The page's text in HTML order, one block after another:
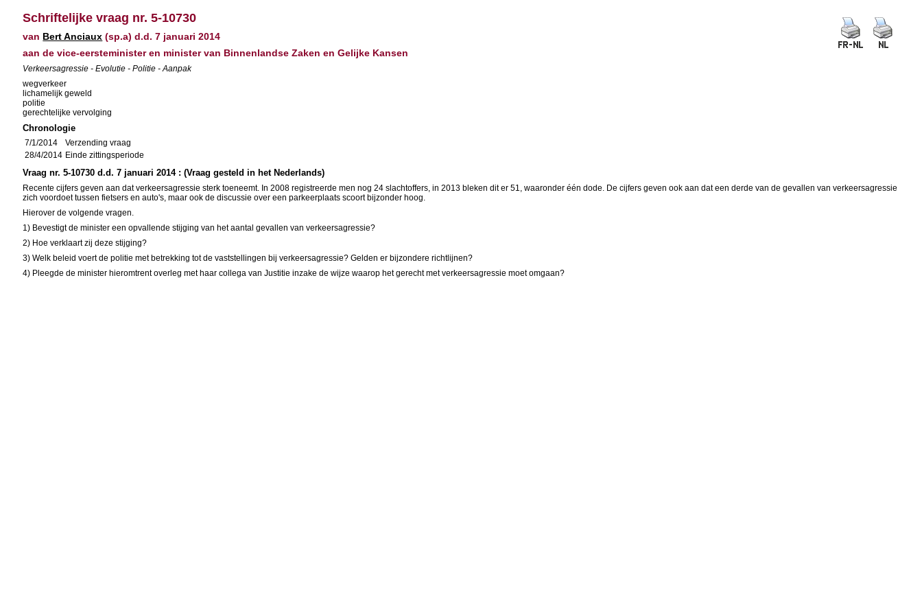
Schriftelijke vraag nr. 5-10730
van Bert Anciaux (sp.a) d.d. 7 januari 2014
aan de vice-eersteminister en minister van Binnenlandse Zaken en Gelijke Kansen
Verkeersagressie - Evolutie - Politie - Aanpak
wegverkeer
lichamelijk geweld
politie
gerechtelijke vervolging
Chronologie
7/1/2014
Verzending vraag
28/4/2014 Einde zittingsperiode
Vraag nr. 5-10730 d.d. 7 januari 2014 : (Vraag gesteld in het Nederlands)
Recente cijfers geven aan dat verkeersagressie sterk toeneemt. In 2008 registreerde men nog 24 slachtoffers, in 2013 bleken dit er 51, waaronder één dode. De cijfers geven ook aan dat een derde van de gevallen van verkeersagressie
zich voordoet tussen fietsers en auto's, maar ook de discussie over een parkeerplaats scoort bijzonder hoog.
Hierover de volgende vragen.
1) Bevestigt de minister een opvallende stijging van het aantal gevallen van verkeersagressie?
2) Hoe verklaart zij deze stijging?
3) Welk beleid voert de politie met betrekking tot de vaststellingen bij verkeersagressie? Gelden er bijzondere richtlijnen?
4) Pleegde de minister hieromtrent overleg met haar collega van Justitie inzake de wijze waarop het gerecht met verkeersagressie moet omgaan?